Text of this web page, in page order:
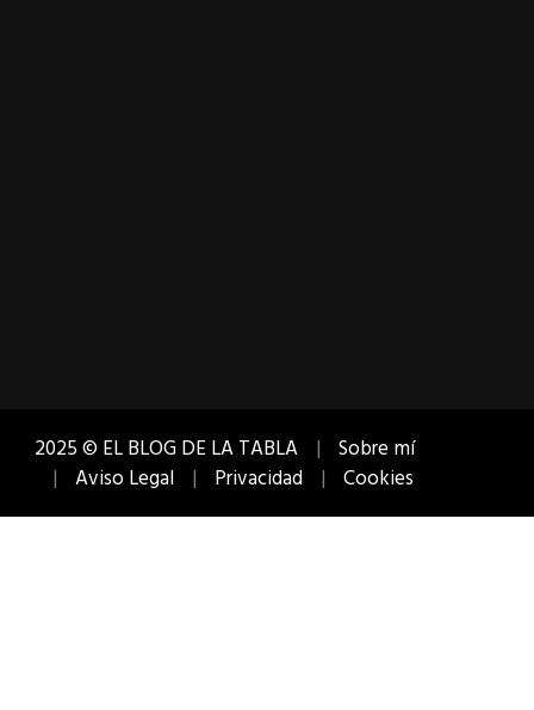
2025 © EL BLOG DE LA TABLA
Sobre mí
Aviso Legal
Privacidad Cookies